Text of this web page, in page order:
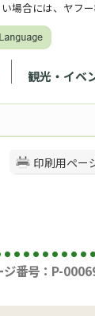
観光・イベ
場合には、ヤフ
印刷用ペー
ジ番号：P-